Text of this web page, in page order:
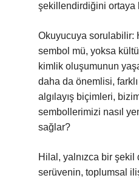
şekillendirdiğini ortaya
Okuyucuya sorulabilir:
sembol mü, yoksa
kimlik oluşumunun
daha da önemlisi,
algılayış biçimleri,
sembollerimizi nasıl
sağlar?
Hilal, yalnızca bir
serüvenin, toplumsal